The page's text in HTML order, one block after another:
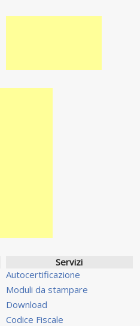
Servizi
Autocertificazione
Moduli da stampare
Download
Codice Fiscale